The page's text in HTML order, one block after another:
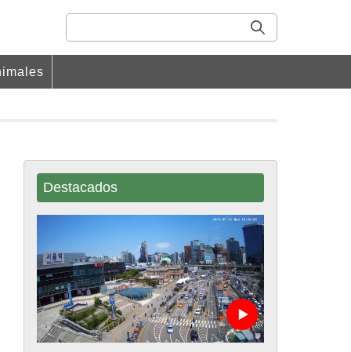
Destacados